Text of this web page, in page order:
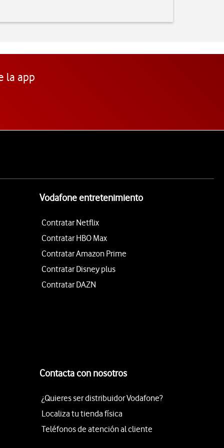
la app
Vodafone entretenimiento
Contratar Netflix
Contratar HBO Max
Contratar Amazon Prime
Contratar Disney plus
Contratar DAZN
Contacta con nosotros
¿Quieres ser distribuidor Vodafone?
Localiza tu tienda física
Teléfonos de atención al cliente